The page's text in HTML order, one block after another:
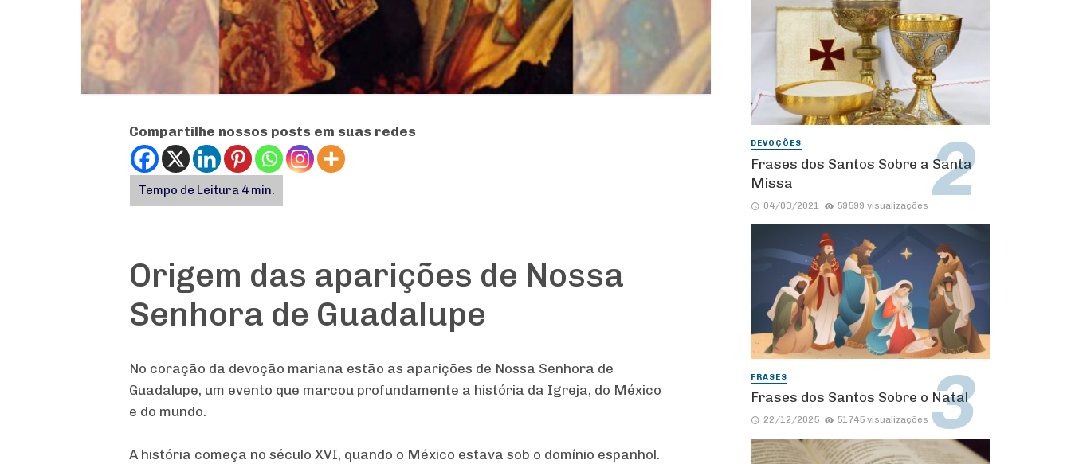
Compartilhe nossos posts em suas redes
Origem das aparições de Nossa
Senhora de Guadalupe
No coração da devoção mariana estão as aparições de Nossa Senhora de
Guadalupe, um evento que marcou profundamente a história da Igreja, do México
e do mundo.
A história começa no século XVI, quando o México estava sob o domínio espanhol.
DEVOÇÕES
Frases dos Santos Sobre a Santa
Missa
04/03/2021 59599 visualizações
FRASES
Frases dos Santos Sobre o Natal
22/12/2025 51745 visualizações